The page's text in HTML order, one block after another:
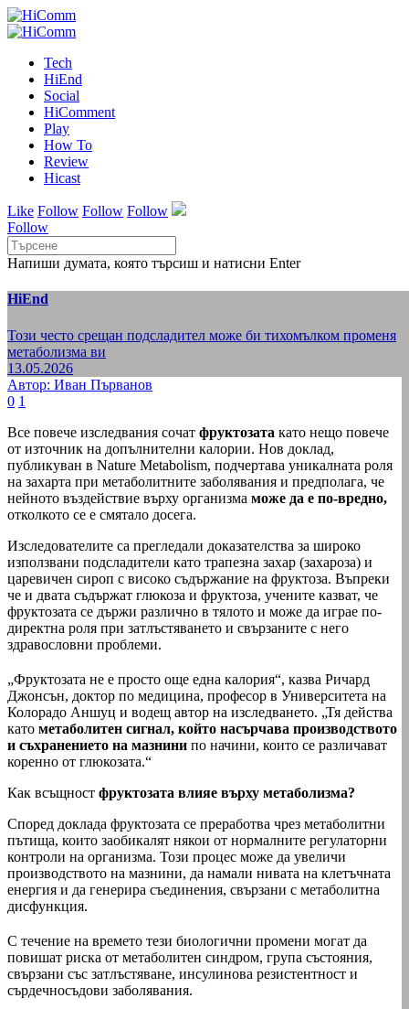
Tech
HiEnd
Social
HiComment
Play
How To
Review
Hicast
Like Follow Follow Follow
Follow
Напиши думата, която търсиш и натисни Enter
HiEnd
Този често срещан подсладител може би тихомълком променя
метаболизма ви
13.05.2026
Автор: Иван Първанов
0 1
Все повече изследвания сочат фруктозата като нещо повече
от източник на допълнителни калории. Нов доклад,
публикуван в Nature Metabolism, подчертава уникалната роля
на захарта при метаболитните заболявания и предполага, че
нейното въздействие върху организма може да е по-вредно,
отколкото се е смятало досега.
Изследователите са прегледали доказателства за широко
използвани подсладители като трапезна захар (захароза) и
царевичен сироп с високо съдържание на фруктоза. Въпреки
че и двата съдържат глюкоза и фруктоза, учените казват, че
фруктозата се държи различно в тялото и може да играе по-
директна роля при затлъстяването и свързаните с него
здравословни проблеми.
„Фруктозата не е просто още една калория“, казва Ричард
Джонсън, доктор по медицина, професор в Университета на
Колорадо Аншуц и водещ автор на изследването. „Тя действа
като метаболитен сигнал, който насърчава производството
и съхранението на мазнини по начини, които се различават
коренно от глюкозата.“
Как всъщност фруктозата влияе върху метаболизма?
Според доклада фруктозата се преработва чрез метаболитни
пътища, които заобикалят някои от нормалните регулаторни
контроли на организма. Този процес може да увеличи
производството на мазнини, да намали нивата на клетъчната
енергия и да генерира съединения, свързани с метаболитна
дисфункция.
С течение на времето тези биологични промени могат да
повишат риска от метаболитен синдром, група състояния,
свързани със затлъстяване, инсулинова резистентност и
сърдечносъдови заболявания.